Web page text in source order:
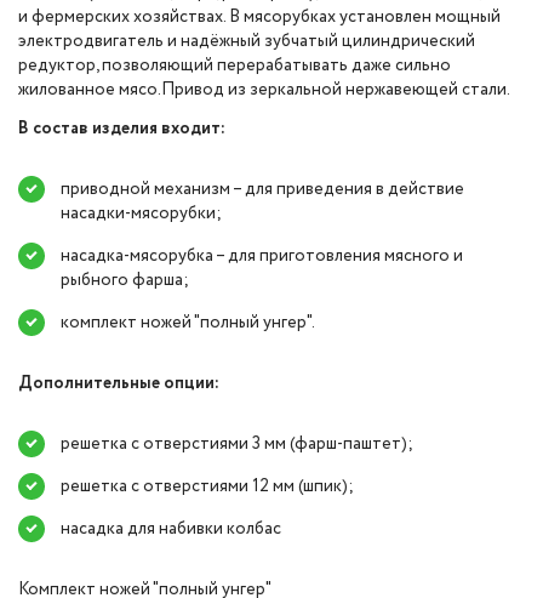
и фермерских хозяйствах. В мясорубках установлен мощный
электродвигатель и надёжный зубчатый цилиндрический
редуктор, позволяющий перерабатывать даже сильно
жилованное мясо.Привод из зеркальной нержавеющей стали.
В состав изделия входит:
приводной механизм – для приведения в действие
насадки-мясорубки;
насадка-мясорубка – для приготовления мясного и
рыбного фарша;
комплект ножей "полный унгер".
Дополнительные опции:
решетка с отверстиями 3 мм (фарш-паштет);
решетка с отверстиями 12 мм (шпик);
насадка для набивки колбас
Комплект ножей "полный унгер"